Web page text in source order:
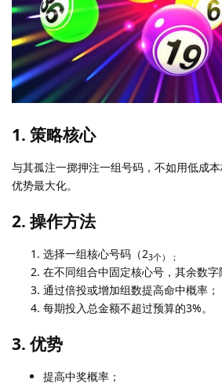
1. 策略核心
与其孤注一掷押注一组号码，不如用低成
优势最大化。
2. 操作方法
选择一组核心号码（23个）；
在不同组合中固定核心号，其余数字
通过倍投或增加组数提高命中概率；
每期投入总金额不超过预算的3%。
3. 优势
提高中奖概率；